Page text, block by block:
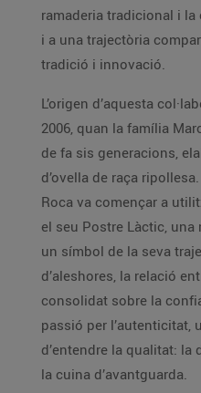
ramaderia tradicional i
i a una trajectòria
tradició i innovació.
L’origen d’aquesta
2006, quan la família
de fa sis generacions,
d’ovella de raça
Roca va començar a
el seu Postre Làctic,
un símbol de la seva
d’aleshores, la relació
consolidat sobre la
passió per l’autenticitat,
d’entendre la qualitat: la
la cuina d’avantguarda.